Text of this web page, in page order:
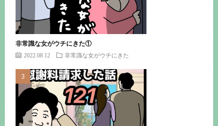
非常識な女がウチにきた①
2022.08.12 非常識な女がウチにきた